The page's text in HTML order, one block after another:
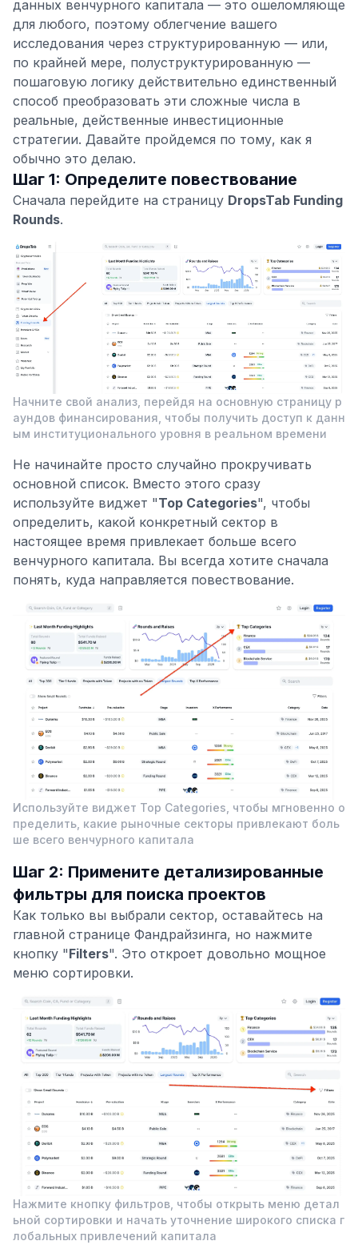
данных венчурного капитала — это ошеломляюще
для любого, поэтому облегчение вашего
исследования через структурированную — или,
по крайней мере, полуструктурированную —
пошаговую логику действительно единственный
способ преобразовать эти сложные числа в
реальные, действенные инвестиционные
стратегии. Давайте пройдемся по тому, как я
обычно это делаю.
Шаг 1: Определите повествование
Сначала перейдите на страницу DropsTab Funding
Rounds.
Начните свой анализ, перейдя на основную страницу р
аундов финансирования, чтобы получить доступ к данн
ым институционального уровня в реальном времени
Не начинайте просто случайно прокручивать
основной список. Вместо этого сразу
используйте виджет "Top Categories", чтобы
определить, какой конкретный сектор в
настоящее время привлекает больше всего
венчурного капитала. Вы всегда хотите сначала
понять, куда направляется повествование.
Используйте виджет Top Categories, чтобы мгновенно о
пределить, какие рыночные секторы привлекают боль
ше всего венчурного капитала
Шаг 2: Примените детализированные
фильтры для поиска проектов
Как только вы выбрали сектор, оставайтесь на
главной странице Фандрайзинга, но нажмите
кнопку "Filters". Это откроет довольно мощное
меню сортировки.
Нажмите кнопку фильтров, чтобы открыть меню детал
ьной сортировки и начать уточнение широкого списка г
лобальных привлечений капитала